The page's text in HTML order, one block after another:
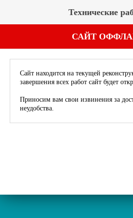
Технические
САЙТ
Сайт находится на текущей
завершения всех работ сайт будет
Приносим вам свои извинения за
неудобства.